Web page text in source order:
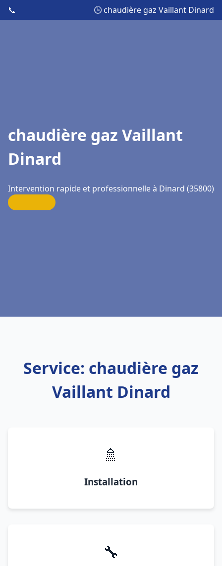
📞 🕒 chaudière gaz Vaillant Dinard
chaudière gaz Vaillant
Dinard
Intervention rapide et professionnelle à Dinard (35800)
Service: chaudière gaz
Vaillant Dinard
🚿
Installation
🔧